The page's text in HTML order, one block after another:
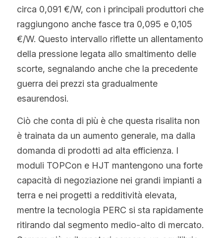
circa 0,091 €/W, con i principali produttori che
raggiungono anche fasce tra 0,095 e 0,105
€/W. Questo intervallo riflette un allentamento
della pressione legata allo smaltimento delle
scorte, segnalando anche che la precedente
guerra dei prezzi sta gradualmente
esaurendosi.
Ciò che conta di più è che questa risalita non
è trainata da un aumento generale, ma dalla
domanda di prodotti ad alta efficienza. I
moduli TOPCon e HJT mantengono una forte
capacità di negoziazione nei grandi impianti a
terra e nei progetti a redditività elevata,
mentre la tecnologia PERC si sta rapidamente
ritirando dal segmento medio-alto di mercato.